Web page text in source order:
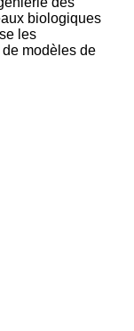
biologiques
les
modèles de